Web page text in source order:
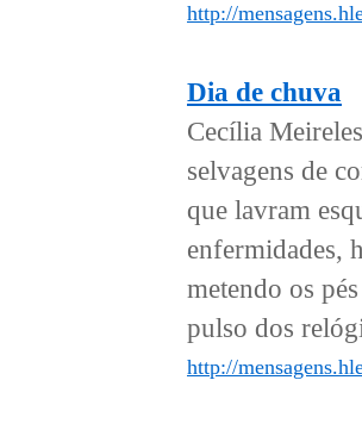
http://
Dia de chuva
Cecília
selvagens de
que lavram
enfermidades,
metendo os
pulso dos
http://